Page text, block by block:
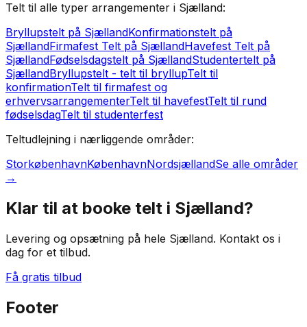
Telt til alle typer arrangementer i Sjælland:
Bryllupstelt på SjællandKonfirmationstelt på
SjællandFirmafest Telt på SjællandHavefest Telt på
SjællandFødselsdagstelt på SjællandStudentertelt på
SjællandBryllupstelt - telt til bryllupTelt til
konfirmationTelt til firmafest og
erhvervsarrangementerTelt til havefestTelt til rund
fødselsdagTelt til studenterfest
Teltudlejning i nærliggende områder:
StorkøbenhavnKøbenhavnNordsjællandSe alle områder
→
Klar til at booke telt i Sjælland?
Levering og opsætning på hele Sjælland. Kontakt os i
dag for et tilbud.
Få gratis tilbud
Footer